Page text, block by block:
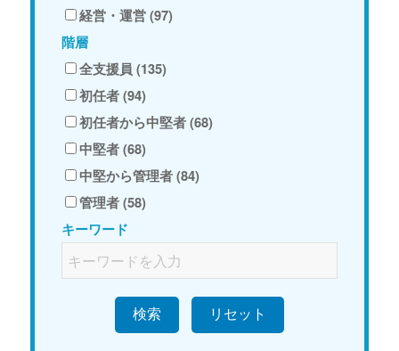
経営・運営 (97)
階層
全支援員 (135)
初任者 (94)
初任者から中堅者 (68)
中堅者 (68)
中堅から管理者 (84)
管理者 (58)
キーワード
検索